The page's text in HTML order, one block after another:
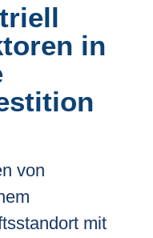
in
von
mit